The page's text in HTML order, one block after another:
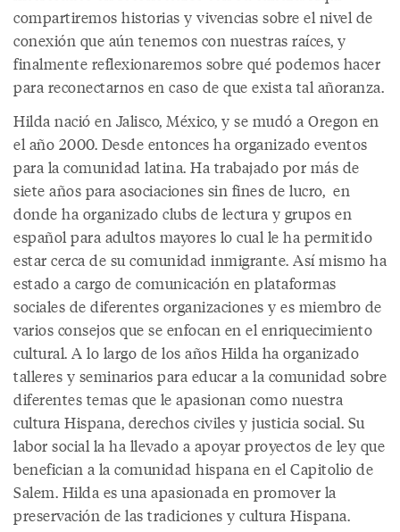
compartiremos historias y vivencias sobre el nivel de
conexión que aún tenemos con nuestras raíces, y
finalmente reflexionaremos sobre qué podemos hacer
para reconectarnos en caso de que exista tal añoranza.
Hilda nació en Jalisco, México, y se mudó a Oregon en
el año 2000. Desde entonces ha organizado eventos
para la comunidad latina. Ha trabajado por más de
siete años para asociaciones sin fines de lucro, en
donde ha organizado clubs de lectura y grupos en
español para adultos mayores lo cual le ha permitido
estar cerca de su comunidad inmigrante. Así mismo ha
estado a cargo de comunicación en plataformas
sociales de diferentes organizaciones y es miembro de
varios consejos que se enfocan en el enriquecimiento
cultural. A lo largo de los años Hilda ha organizado
talleres y seminarios para educar a la comunidad sobre
diferentes temas que le apasionan como nuestra
cultura Hispana, derechos civiles y justicia social. Su
labor social la ha llevado a apoyar proyectos de ley que
benefician a la comunidad hispana en el Capitolio de
Salem. Hilda es una apasionada en promover la
preservación de las tradiciones y cultura Hispana.